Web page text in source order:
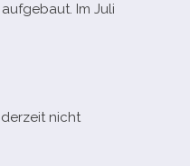
Im Juli
nicht